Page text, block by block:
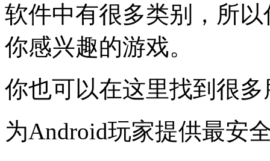
软件中有很多类别，所
你感兴趣的游戏。
你也可以在这里找到很
为Android玩家提供最安